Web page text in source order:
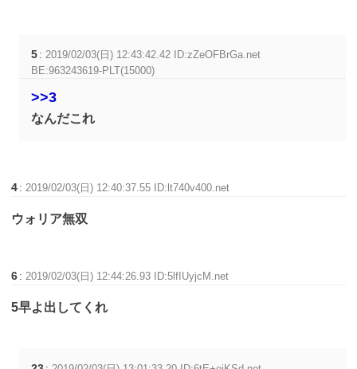
5 : 2019/02/03(日) 12:43:42.42 ID:zZeOFBrGa.net
BE:963243619-PLT(15000)
>>3
なんだこれ
4 : 2019/02/03(日) 12:40:37.55 ID:lt740v400.net
ウォリア無双
6 : 2019/02/03(日) 12:44:26.93 ID:5lfIUyjcM.net
5早よ出してくれ